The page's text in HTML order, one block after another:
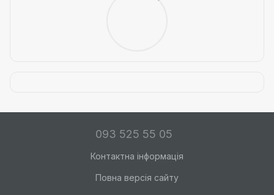
093 525 55 05
Контактна інформація
Повна версія сайту